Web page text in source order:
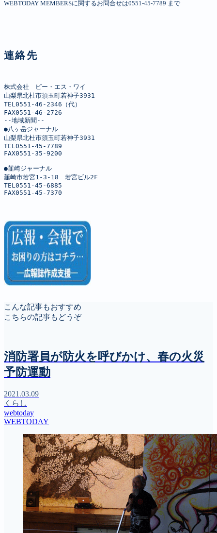
WEBTODAY MEMBERSに関するお問合せは0551-45-7789 まで
連絡先
株式会社　ピー・エス・ワイ
山梨県北杜市須玉町若神子3931
TEL0551-46-2346（代）
FAX0551-46-2726
--地域新聞--
●八ヶ岳ジャーナル
山梨県北杜市須玉町若神子3931
TEL0551-45-7789
FAX0551-35-9200
●韮崎ジャーナル
韮崎市若宮1-3-18　若宮ビル2F
TEL0551-45-6885
FAX0551-45-7370
こんな記事もおすすめ
こちらの記事もどうぞ
消防署員が防火を呼びかけ、春の火災
予防運動
2021.03.09
くらし
webtoday
WEBTODAY